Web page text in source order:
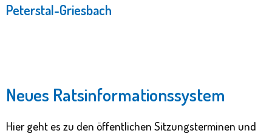
Peterstal-Griesbach
Neues Ratsinformationssystem
Hier geht es zu den öffentlichen Sitzungsterminen und